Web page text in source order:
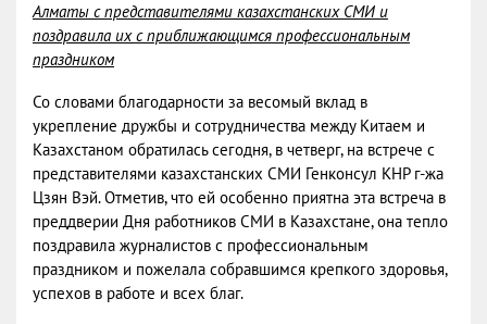
Алматы с представителями казахстанских СМИ и
поздравила их с приближающимся профессиональным
праздником
Со словами благодарности за весомый вклад в
укрепление дружбы и сотрудничества между Китаем и
Казахстаном обратилась сегодня, в четверг, на встрече с
представителями казахстанских СМИ Генконсул КНР г-жа
Цзян Вэй. Отметив, что ей особенно приятна эта встреча в
преддверии Дня работников СМИ в Казахстане, она тепло
поздравила журналистов с профессиональным
праздником и пожелала собравшимся крепкого здоровья,
успехов в работе и всех благ.